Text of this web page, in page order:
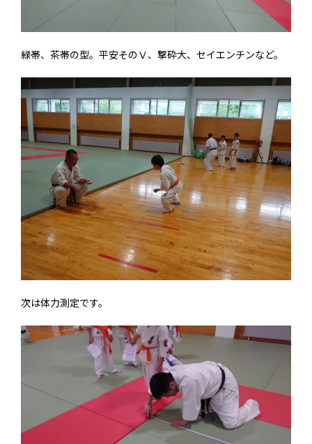
緑帯、茶帯の型。平安そのⅤ、撃砕大、セイエンチンなど。
次は体力測定です。